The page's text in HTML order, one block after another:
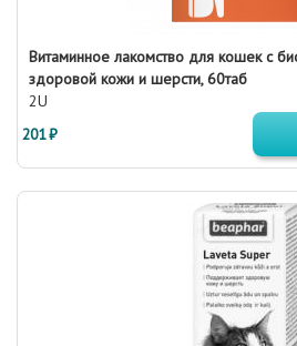
Витаминное лакомство для кошек с
здоровой кожи и шерсти, 60таб
2U
201 ₽